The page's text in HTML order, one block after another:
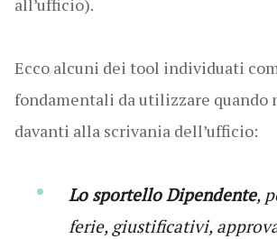
all’ufficio).
Ecco alcuni dei tool individuati
fondamentali da utilizzare quando
davanti alla scrivania dell’ufficio:
Lo sportello Dipendente,
ferie, giustificativi,